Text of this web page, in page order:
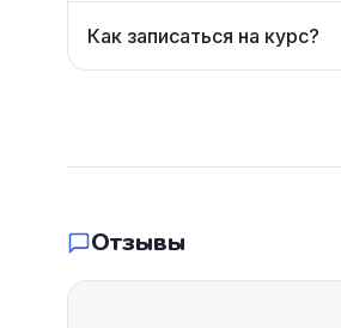
Как записаться на курс?
Отзывы